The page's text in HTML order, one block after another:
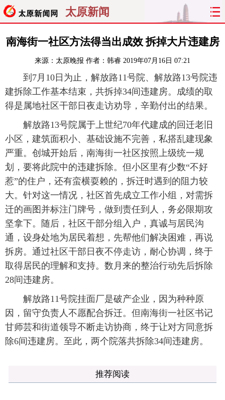
太原新闻
首页 聚焦 太原 山西
经济 关注 文明 出行
纵横 曝光 综合 专题
看天下 晋月读 最太原 网罗民生
太原日报 太原晚报 热评 社区
南海街一社区方法得当出成效 拆掉大片违建房
来源： 太原晚报 作者：韩睿 2019年07月16日 07:21
到7月10日为止，解放路11号院、解放路13号院违
建拆除工作基本结束，共拆掉34间违建房。成绩的取
得是属地社区干部日夜走访劝导，辛勤付出的结果。
解放路13号院属于上世纪70年代建成的回迁老旧
小区，建筑面积小、基础设施不完善，私搭乱建现象
严重。创城开始后，南海街一社区按照上级统一规
划，要将此院中的违建拆除。但小区里有少数“不好
惹”的住户，还有蛮横耍赖的，拆迁时遇到的阻力较
大。针对这一情况，社区首先成立工作小组，对需拆
迁的画图并标注门牌号，做到责任到人，务必限期攻
坚拿下。随后，社区干部分组入户，真诚与居民沟
通，设身处地为居民着想，先帮他们解决困难，再说
拆房。通过社区干部日夜不停走访，耐心协调，终于
取得居民的理解和支持。数月来的整治行动先后拆除
28间违建房。
解放路11号院挂面厂是破产企业，因为种种原
因，留守负责人不愿配合拆迁。但南海街一社区书记
甘师芸和街道领导不断走访协商，终于让对方同意拆
除6间违建房。至此，两个院落共拆除34间违建房。
推荐阅读